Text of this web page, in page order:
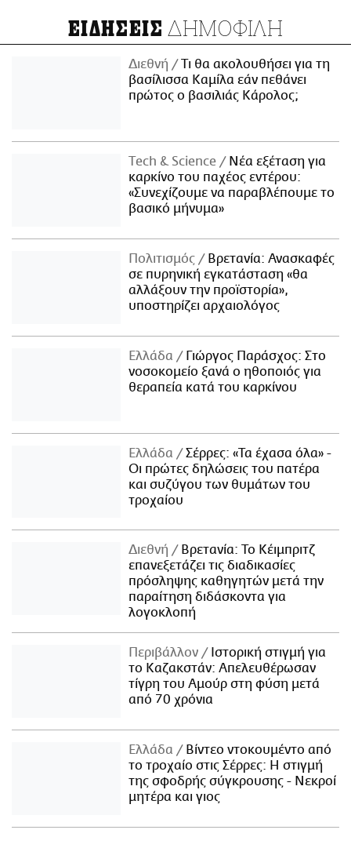
ΕΙΔΗΣΕΙΣ ΔΗΜΟΦΙΛΗ
Διεθνή
Τι θα ακολουθήσει για τη
βασίλισσα Καμίλα εάν πεθάνει
πρώτος ο βασιλιάς Κάρολος;
Τech & Science
Νέα εξέταση για
καρκίνο του παχέος εντέρου:
«Συνεχίζουμε να παραβλέπουμε το
βασικό μήνυμα»
Πολιτισμός
Βρετανία: Ανασκαφές
σε πυρηνική εγκατάσταση «θα
αλλάξουν την προϊστορία»,
υποστηρίζει αρχαιολόγος
Ελλάδα
Γιώργος Παράσχος: Στο
νοσοκομείο ξανά ο ηθοποιός για
θεραπεία κατά του καρκίνου
Ελλάδα
Σέρρες: «Τα έχασα όλα» -
Οι πρώτες δηλώσεις του πατέρα
και συζύγου των θυμάτων του
τροχαίου
Διεθνή
Βρετανία: Το Κέιμπριτζ
επανεξετάζει τις διαδικασίες
πρόσληψης καθηγητών μετά την
παραίτηση διδάσκοντα για
λογοκλοπή
Περιβάλλον
Ιστορική στιγμή για
το Καζακστάν: Απελευθέρωσαν
τίγρη του Αμούρ στη φύση μετά
από 70 χρόνια
Ελλάδα
Βίντεο ντοκουμέντο από
το τροχαίο στις Σέρρες: Η στιγμή
της σφοδρής σύγκρουσης - Νεκροί
μητέρα και γιος